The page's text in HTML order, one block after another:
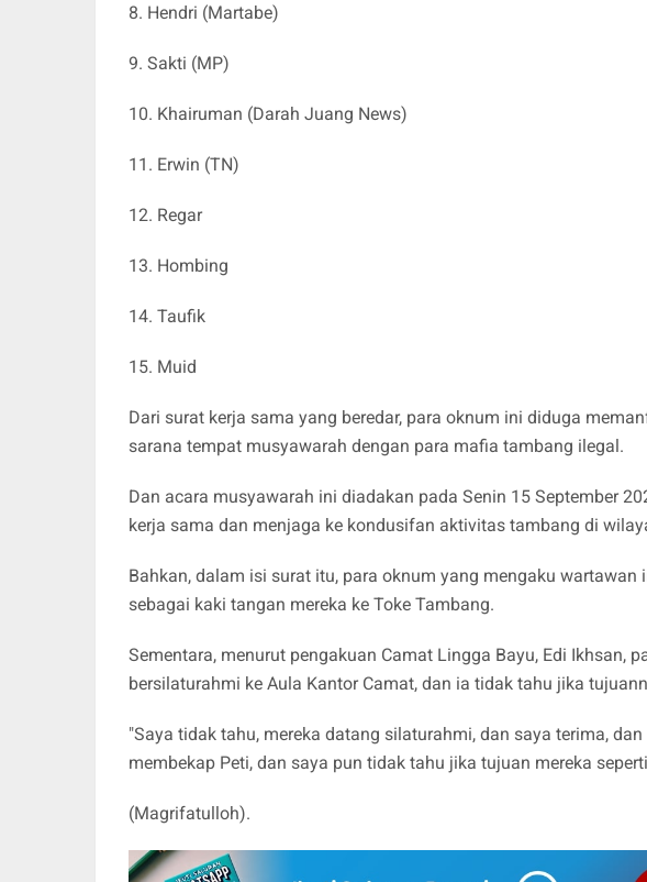
8. Hendri (Martabe)
9. Sakti (MP)
10. Khairuman (Darah Juang News)
11. Erwin (TN)
12. Regar
13. Hombing
14. Taufik
15. Muid
Dari surat kerja sama yang beredar, para oknum ini diduga
sarana tempat musyawarah dengan para mafia tambang ilegal.
Dan acara musyawarah ini diadakan pada Senin 15 September
kerja sama dan menjaga ke kondusifan aktivitas tambang di
Bahkan, dalam isi surat itu, para oknum yang mengaku
sebagai kaki tangan mereka ke Toke Tambang.
Sementara, menurut pengakuan Camat Lingga Bayu, Edi Ikhsan,
bersilaturahmi ke Aula Kantor Camat, dan ia tidak tahu jika
"Saya tidak tahu, mereka datang silaturahmi, dan saya terima,
membekap Peti, dan saya pun tidak tahu jika tujuan mereka
(Magrifatulloh).